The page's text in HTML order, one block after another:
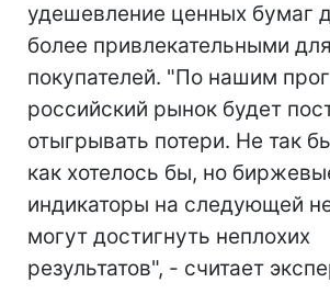
удешевление ценных бумаг
более привлекательными для
покупателей. "По нашим
российский рынок будет
отыгрывать потери. Не так
как хотелось бы, но
индикаторы на следующей
могут достигнуть неплохих
результатов", - считает